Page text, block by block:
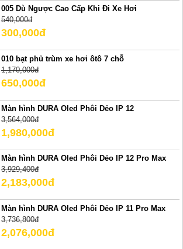
005 Dù Ngược Cao Cấp Khi Đi Xe Hơi
540,000đ
300,000đ
010 bạt phủ trùm xe hơi ôtô 7 chỗ
1,170,000đ
650,000đ
Màn hình DURA Oled Phôi Dẻo IP 12
3,564,000đ
1,980,000đ
Màn hình DURA Oled Phôi Dẻo IP 12 Pro Max
3,929,400đ
2,183,000đ
Màn hình DURA Oled Phôi Dẻo IP 11 Pro Max
3,736,800đ
2,076,000đ